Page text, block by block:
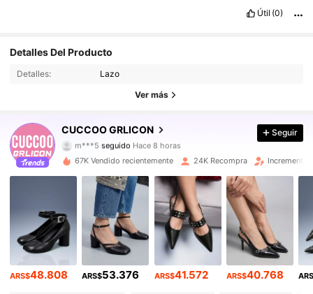
Útil (0)
Detalles Del Producto
Detalles: Lazo
Ver más
CUCCOO GRLICON
4,89 97K Seguidores
97K Seguidores
m***5seguidoHace 8 horas
4,89
97K Seguidores
4,89 97K Seguidores
97K Seguidores
97K Seguidores
4,89 97K Seguidores
Seguir
67K Vendido recientemente 24K Recompra Incremento
ARS$48.808 ARS$53.376 ARS$41.572 ARS$40.768